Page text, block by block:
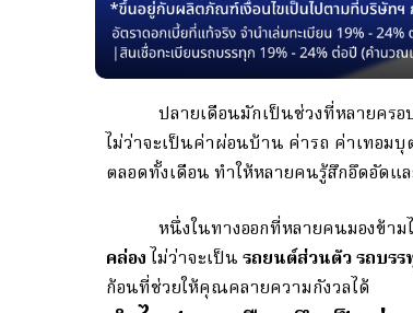
ปลายเดือนมักเป็นช่วงที่หลายครอบ
ไม่ว่าจะเป็นค่าผ่อนบ้าน ค่ารถ ค่าเทอม
ตลอดทั้งเดือน ทำให้หลายคนรู้สึกอึดอัดแล
หนึ่งในทางออกที่หลายคนมองข้าม
คล่อง ไม่ว่าจะเป็นรถยนต์ส่วนตัว รถบร
ก้อนที่ช่วยให้คุณคลายความกังวลได้